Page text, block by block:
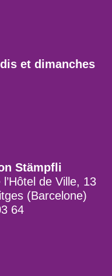
et dimanches
Stämpfli
de Ville, 13
(Barcelone)
64